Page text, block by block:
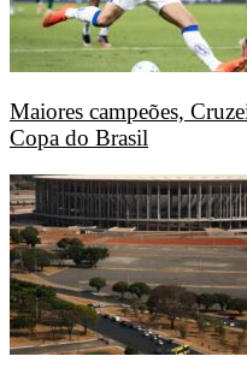
Maiores campeões,
Copa do Brasil